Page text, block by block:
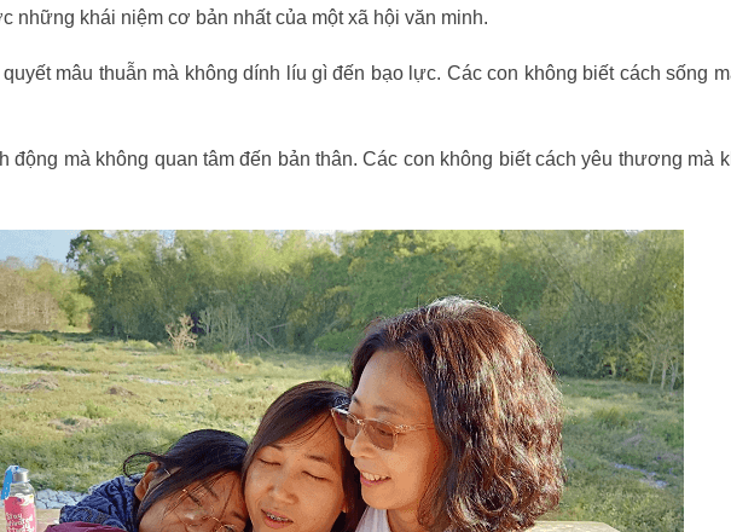
những khái niệm cơ bản nhất của một xã hội văn minh.
mâu thuẫn mà không dính líu gì đến bạo lực. Các con không biết cách sống
động mà không quan tâm đến bản thân. Các con không biết cách yêu thương mà